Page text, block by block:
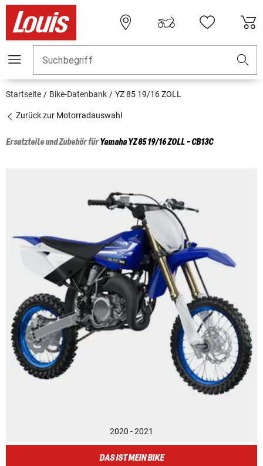
Suchbegriff
Startseite Bike-Datenbank YZ 85 19/16 ZOLL
Zurück zur Motorradauswahl
Ersatzteile und Zubehör fürYamahaYZ 85 19/16 ZOLL - CB13C
2020 - 2021
DAS IST MEIN BIKE